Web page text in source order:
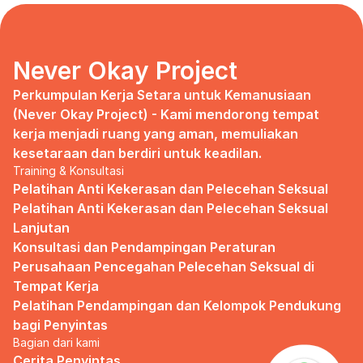
marketing strategy, I uphold myself to fill
that position. I believe I had something to
give, I like designing, and Social Media is
kinda my forte, so I did work on that solo.
Until one day I’ve had enough:
I came to work finding out that they
outsourced a social media analyst (which
conveniently consists of ALL GUYS) to
Don’t get me wrong, I want the best for
the company, but they didn’t even run it
up on me that they’re trying to solve the
marketing problem (that I was unaware
of).
I will never forget the laughs they all
shared in the meeting room, with no vagina
Never Okay Project
Perkumpulan Kerja Setara untuk Kemanusiaan
(Never Okay Project) - Kami mendorong tempat
kerja menjadi ruang yang aman, memuliakan
kesetaraan dan berdiri untuk keadilan.
Training & Konsultasi
Pelatihan Anti Kekerasan dan Pelecehan Seksual
Pelatihan Anti Kekerasan dan Pelecehan Seksual
Lanjutan
Konsultasi dan Pendampingan Peraturan
Perusahaan Pencegahan Pelecehan Seksual di
Tempat Kerja
Pelatihan Pendampingan dan Kelompok Pendukung
bagi Penyintas
Bagian dari kami